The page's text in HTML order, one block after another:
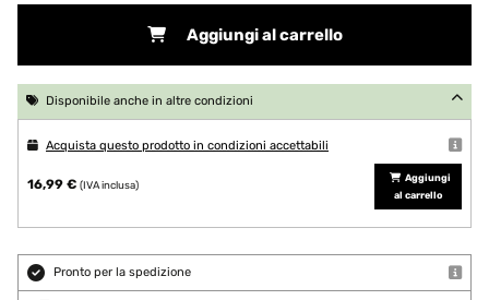
Aggiungi al carrello
Disponibile anche in altre condizioni
Acquista questo prodotto in condizioni accettabili
16,99 € (IVA inclusa)
Aggiungi
al carrello
Pronto per la spedizione